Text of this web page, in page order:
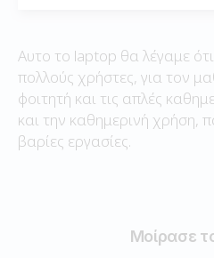
Αυτο το laptop θα λέγαμε ότι
πολλούς χρήστες, για τον
φοιτητή και τις απλές
και την καθημερινή χρήση,
βαρίες εργασίες.
Μοίρασε